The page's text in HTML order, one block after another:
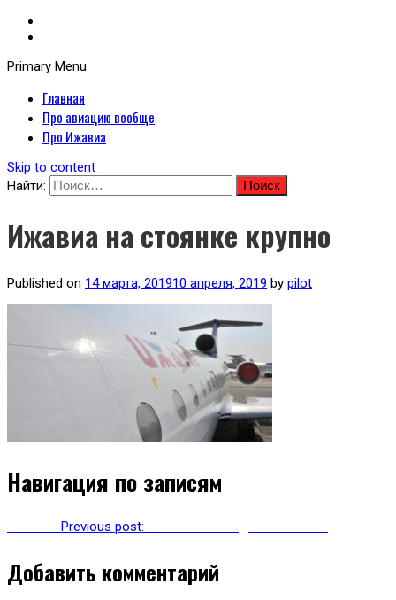
Я люблю ИжАвиа
Primary Menu
Главная
Про авиацию вообще
Про Ижавиа
Skip to content
Найти:
Ижавиа на стоянке крупно
Published on 14 марта, 201910 апреля, 2019 by pilot
Навигация по записям
Previous post:
Добавить комментарий